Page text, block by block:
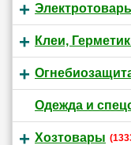
Клеи,
Одежда и
Хозтовары